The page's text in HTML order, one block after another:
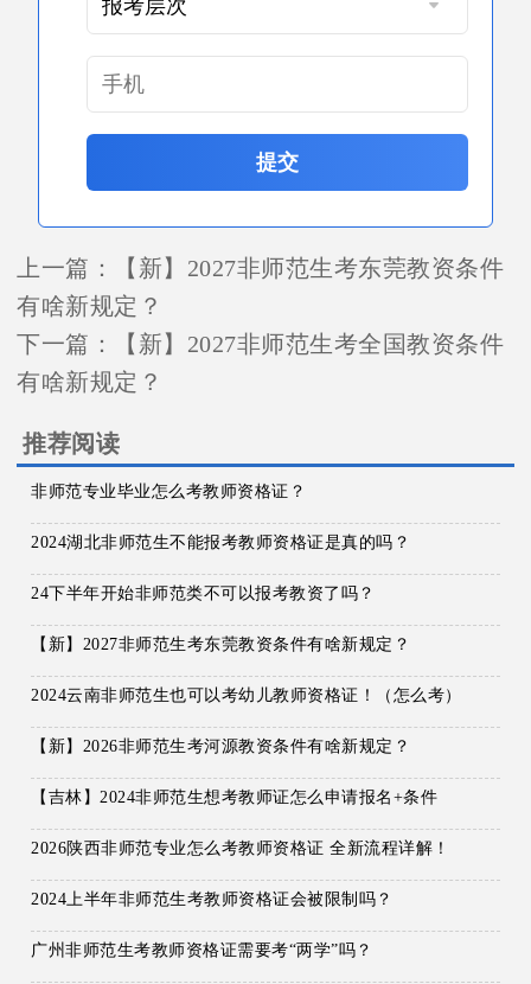
提交
上一篇：
【新】2027非师范生考东莞教资条件
有啥新规定？
下一篇：
【新】2027非师范生考全国教资条件
有啥新规定？
推荐阅读
非师范专业毕业怎么考教师资格证？
2024湖北非师范生不能报考教师资格证是真的吗？
24下半年开始非师范类不可以报考教资了吗？
【新】2027非师范生考东莞教资条件有啥新规定？
2024云南非师范生也可以考幼儿教师资格证！（怎么考）
【新】2026非师范生考河源教资条件有啥新规定？
【吉林】2024非师范生想考教师证怎么申请报名+条件
2026陕西非师范专业怎么考教师资格证 全新流程详解！
2024上半年非师范生考教师资格证会被限制吗？
广州非师范生考教师资格证需要考“两学”吗？